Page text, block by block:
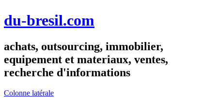
du-bresil.com
achats, outsourcing, immobilier,
equipement et materiaux, ventes,
recherche d'informations
Colonne latérale